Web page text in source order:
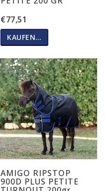
€77,51
KAUFEN…
AMIGO RIPSTOP
900D PLUS PETITE